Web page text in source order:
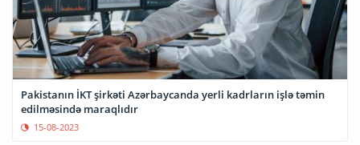
Pakistanın İKT şirkəti Azərbaycanda yerli kadrların işlə təmin
edilməsində maraqlıdır
15-08-2023